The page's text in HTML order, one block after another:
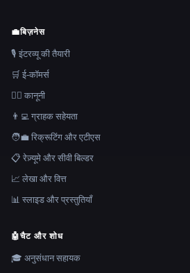
💼बिज़नेस
🎙️ इंटरव्यू की तैयारी
🛒 ई-कॉमर्स
👩‍⚖️ कानूनी
👨‍💻 ग्राहक सहेयता
🧑‍💼 रिक्रूटिंग और एटीएस
📋 रेज़्यूमे और सीवी बिल्डर
📈 लेखा और वित्त
📊 स्लाइड और प्रस्तुतियाँ
🤖चैट और शोध
🎓 अनुसंधान सहायक